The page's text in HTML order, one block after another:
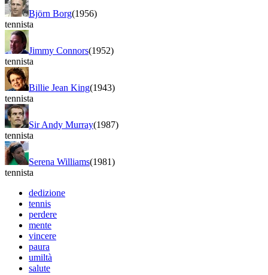
Björn Borg(1956)
tennista
Jimmy Connors(1952)
tennista
Billie Jean King(1943)
tennista
Sir Andy Murray(1987)
tennista
Serena Williams(1981)
tennista
dedizione
tennis
perdere
mente
vincere
paura
umiltà
salute